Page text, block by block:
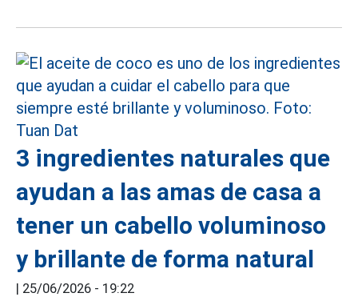
3 ingredientes naturales que
ayudan a las amas de casa a
tener un cabello voluminoso
y brillante de forma natural
| 25/06/2026 - 19:22